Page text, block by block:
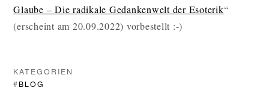
Glaube – Die radikale Gedankenwelt der Esoterik“
(erscheint am 20.09.2022) vorbestellt :-)
KATEGORIEN
#BLOG